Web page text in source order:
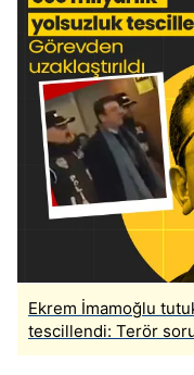
Ekrem İmamoğlu
tescillendi: Terör